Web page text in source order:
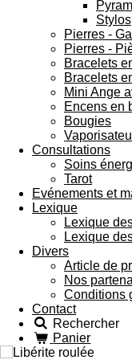
Stylos
Pierres -
Pierres -
Bracelets
Bracelets
Mini Ange
Encens en
Bougies
Consultations
Soins
Tarot
Evénements et
Lexique
Lexique
Lexique
Divers
Article de
Nos
Conditions
Contact
Rechercher
Panier